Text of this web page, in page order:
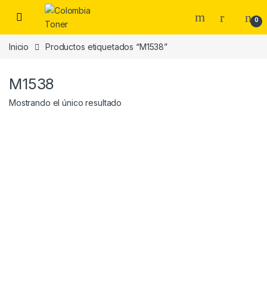
Skip to navigation
Skip to content
0
Inicio Productos etiquetados “M1538”
M1538
Mostrando el único resultado